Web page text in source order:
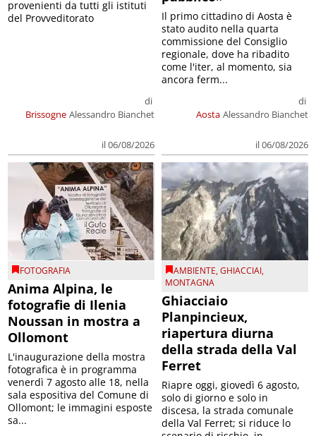
Brissogne
di
Alessandro Bianchet
il 06/08/2026
provenienti da tutti gli istituti
del Provveditorato
Aosta
di
Alessandro Bianchet
il 06/08/2026
Il primo cittadino di Aosta è
stato audito nella quarta
commissione del Consiglio
regionale, dove ha ribadito
come l'iter, al momento, sia
ancora ferm...
FOTOGRAFIA
Anima Alpina, le
fotografie di Ilenia
Noussan in mostra a
Ollomont
L'inaugurazione della mostra
fotografica è in programma
venerdì 7 agosto alle 18, nella
sala espositiva del Comune di
Ollomont; le immagini esposte
sa...
AMBIENTE,GHIACCIAI,
MONTAGNA
Ghiacciaio
Planpincieux,
riapertura diurna
della strada della Val
Ferret
Riapre oggi, giovedì 6 agosto,
solo di giorno e solo in
discesa, la strada comunale
della Val Ferret; si riduce lo